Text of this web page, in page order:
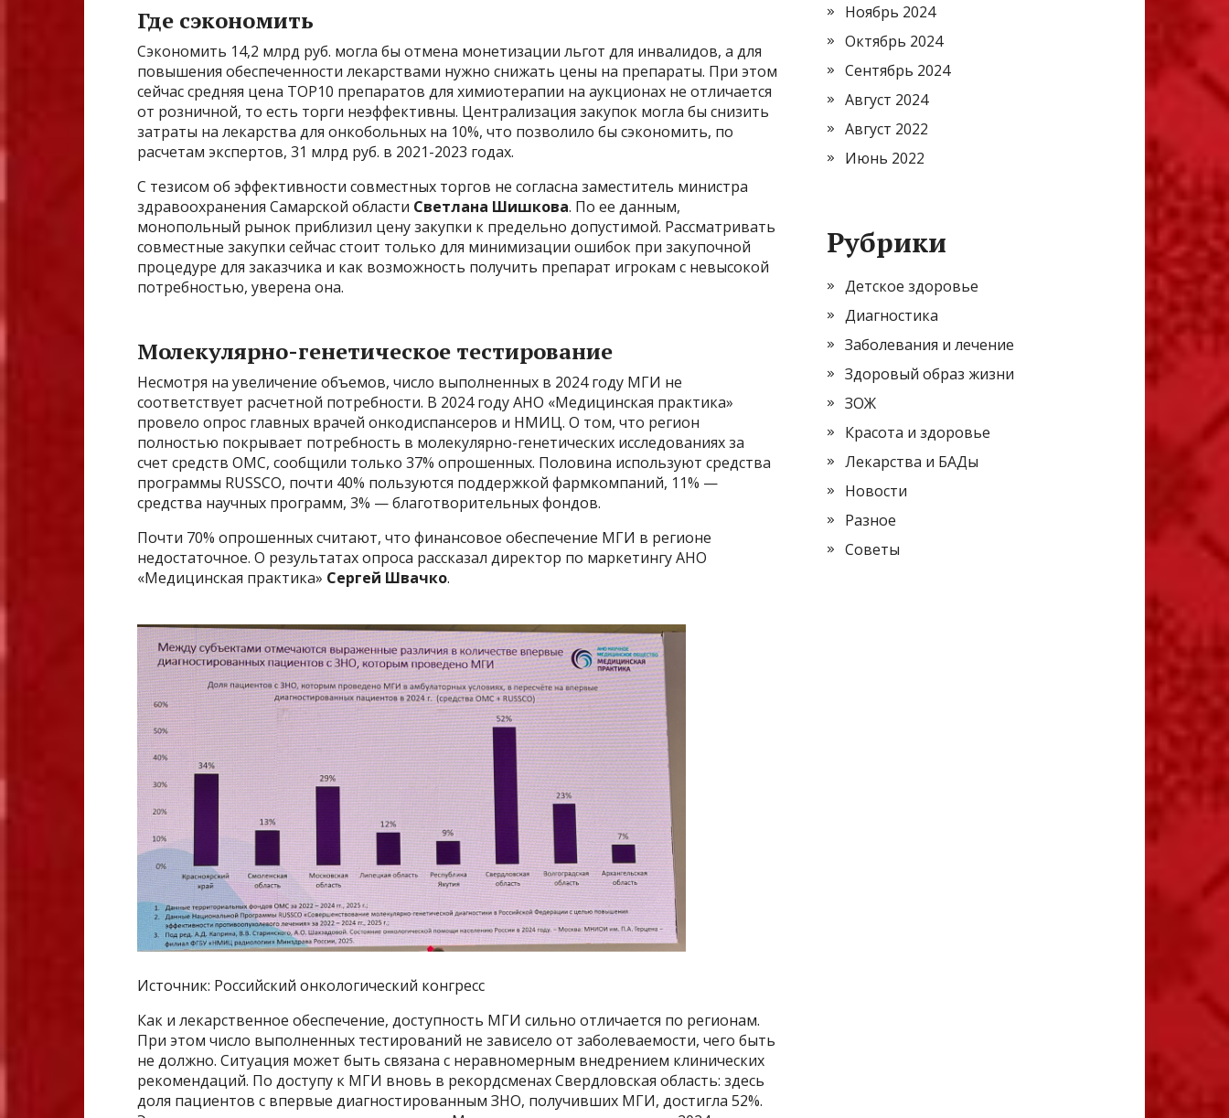
Где сэкономить
Сэкономить 14,2 млрд руб. могла бы отмена монетизации льгот для инвалидов, а для
повышения обеспеченности лекарствами нужно снижать цены на препараты. При этом
сейчас средняя цена TOP10 препаратов для химиотерапии на аукционах не отличается
от розничной, то есть торги неэффективны. Централизация закупок могла бы снизить
затраты на лекарства для онкобольных на 10%, что позволило бы сэкономить, по
расчетам экспертов, 31 млрд руб. в 2021-2023 годах.
С тезисом об эффективности совместных торгов не согласна заместитель министра
здравоохранения Самарской области Светлана Шишкова. По ее данным,
монопольный рынок приблизил цену закупки к предельно допустимой. Рассматривать
совместные закупки сейчас стоит только для минимизации ошибок при закупочной
процедуре для заказчика и как возможность получить препарат игрокам с невысокой
потребностью, уверена она.
Молекулярно-генетическое тестирование
Несмотря на увеличение объемов, число выполненных в 2024 году МГИ не
соответствует расчетной потребности. В 2024 году АНО «Медицинская практика»
провело опрос главных врачей онкодиспансеров и НМИЦ. О том, что регион
полностью покрывает потребность в молекулярно-генетических исследованиях за
счет средств ОМС, сообщили только 37% опрошенных. Половина используют средства
программы RUSSCO, почти 40% пользуются поддержкой фармкомпаний, 11% —
средства научных программ, 3% — благотворительных фондов.
Почти 70% опрошенных считают, что финансовое обеспечение МГИ в регионе
недостаточное. О результатах опроса рассказал директор по маркетингу АНО
«Медицинская практика» Сергей Швачко.
Источник: Российский онкологический конгресс
Как и лекарственное обеспечение, доступность МГИ сильно отличается по регионам.
При этом число выполненных тестирований не зависело от заболеваемости, чего быть
не должно. Ситуация может быть связана с неравномерным внедрением клинических
рекомендаций. По доступу к МГИ вновь в рекордсменах Свердловская область: здесь
доля пациентов с впервые диагностированным ЗНО, получивших МГИ, достигла 52%.
Ноябрь 2024
Октябрь 2024
Сентябрь 2024
Август 2024
Август 2022
Июнь 2022
Рубрики
Детское здоровье
Диагностика
Заболевания и лечение
Здоровый образ жизни
ЗОЖ
Красота и здоровье
Лекарства и БАДы
Новости
Разное
Советы